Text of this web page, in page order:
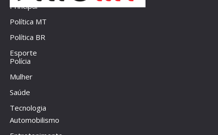
Principal
Política MT
Política BR
Esporte
Polícia
Mulher
Saúde
Tecnologia
Automobilismo